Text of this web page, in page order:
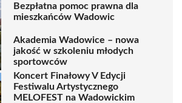
Bezpłatna pomoc prawna dla
mieszkańców Wadowic
Akademia Wadowice – nowa
jakość w szkoleniu młodych
sportowców
Koncert Finałowy V Edycji
Festiwalu Artystycznego
MELOFEST na Wadowickim